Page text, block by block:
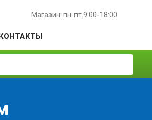
Магазин: пн-пт.9:00-18:00